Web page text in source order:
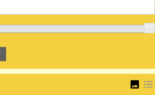
image format_list_bulleted